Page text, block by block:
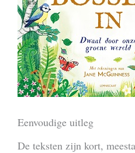
Eenvoudige uitleg
De teksten zijn kort,